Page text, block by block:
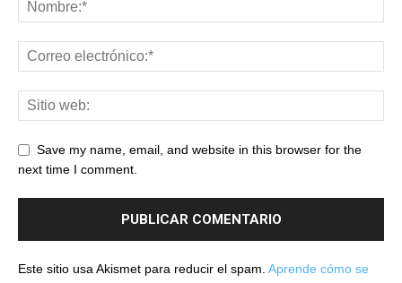
Save my name, email, and website in this browser for the
next time I comment.
Este sitio usa Akismet para reducir el spam. Aprende cómo se